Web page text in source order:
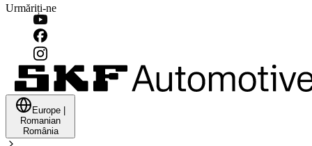
Urmăriți-ne
Europe
Romanian
România